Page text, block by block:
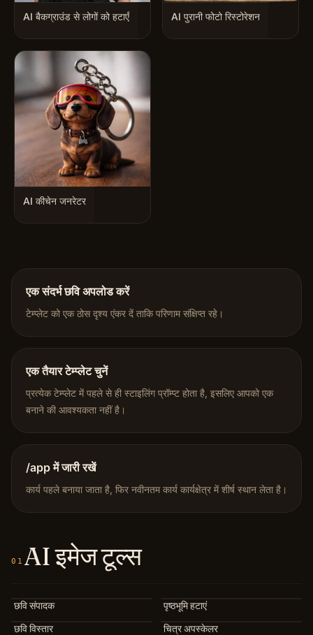
AI बैकग्राउंड से लोगों को हटाएँ AI पुरानी फोटो रिस्टोरेशन
AI कीचेन जनरेटर
एक संदर्भ छवि अपलोड करें
टेम्प्लेट को एक ठोस दृश्य एंकर दें ताकि परिणाम संक्षिप्त रहे।
एक तैयार टेम्प्लेट चुनें
प्रत्येक टेम्प्लेट में पहले से ही स्टाइलिंग प्रॉम्प्ट होता है, इसलिए आपको एक
बनाने की आवश्यकता नहीं है।
/app में जारी रखें
कार्य पहले बनाया जाता है, फिर नवीनतम कार्य कार्यक्षेत्र में शीर्ष स्थान लेता है।
01 AI इमेज टूल्स
छवि संपादक
पृष्ठभूमि हटाएं
छवि विस्तार
चित्र अपस्केलर